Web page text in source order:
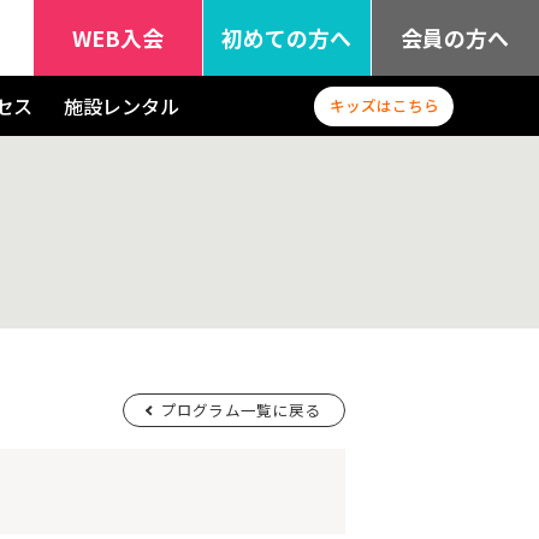
WEB入会 初めての方へ 会員の方へ
ス 施設レンタル キッズはこちら
プログラム一覧に戻る